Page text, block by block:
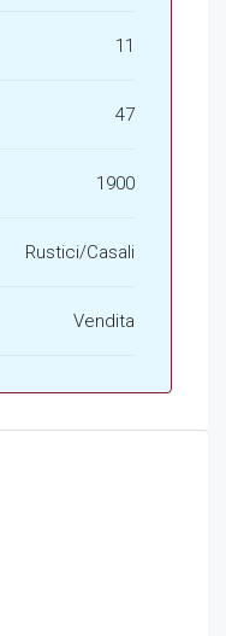
11
47
1900
Rustici/Casali
Vendita